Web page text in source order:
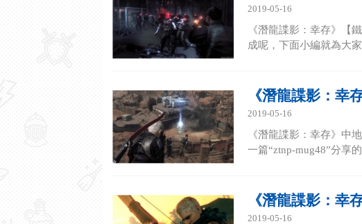
2019-05-16
《潛龍諜影：幸存》【
成呢，下面小編就為大
《潛龍諜影：幸
2019-05-16
《潛龍諜影：幸存》中
一篇“ztnp-mug48”分享
《潛龍諜影：幸
2019-05-16